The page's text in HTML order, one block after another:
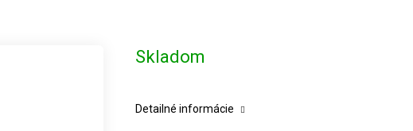
Skladom
Detailné informácie